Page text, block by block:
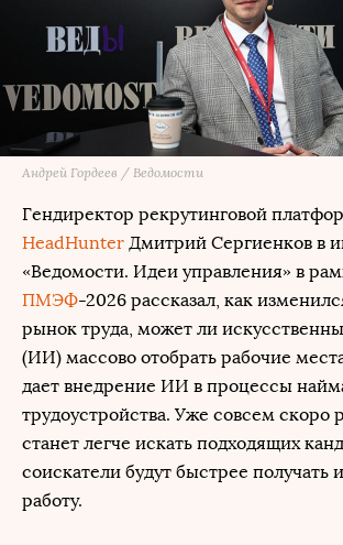
Андрей Гордеев / Ведомости
Гендиректор рекрутинговой
HeadHunter Дмитрий Сергиенков в
«Ведомости. Идеи управления» в
ПМЭФ-2026 рассказал, как
рынок труда, может ли
(ИИ) массово отобрать рабочие
дает внедрение ИИ в процессы
трудоустройства. Уже совсем скоро
станет легче искать подходящих
соискатели будут быстрее получать
работу.